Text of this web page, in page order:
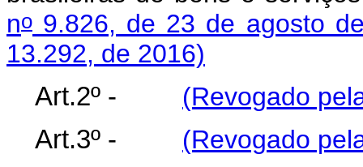
no 9.826, de 23 de agosto
13.292, de 2016)
Art.2º - (Revogado
Art.3º - (Revogado